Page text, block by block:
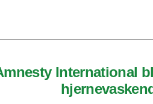
International